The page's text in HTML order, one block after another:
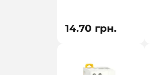
14.70 грн.